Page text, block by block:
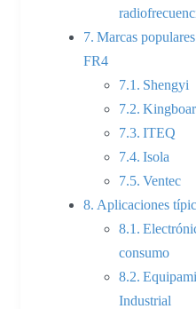
Marcas
FR4
Shengyi
ITEQ
Isola
Ventec
Aplicaciones
consumo
Industrial